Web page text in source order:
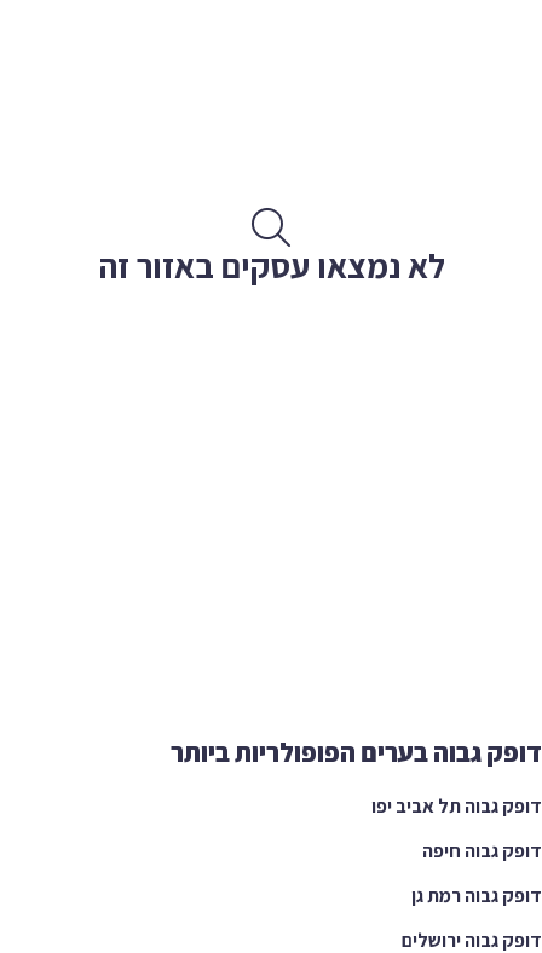
לא נמצאו עסקים באזור זה
גבוה בערים הפופולריות ביותר
גבוה תל אביב יפו
גבוה חיפה
גבוה רמת גן
גבוה ירושלים